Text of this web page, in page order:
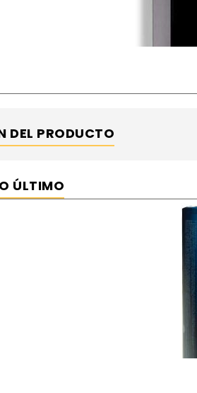
DEL PRODUCTO
ÚLTIMO